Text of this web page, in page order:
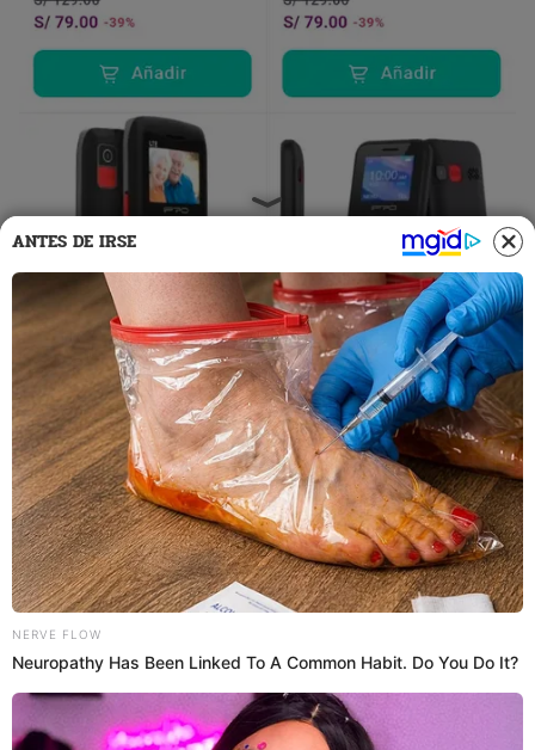
Foto: Yape
Una vez dentro, podrás visualizar las ofertas de los
equipos móviles de lasmarcas Samsung, Xiaomi, ZTE,
Tecno, Nokia, Motorola, Honor, Infinix, entre otros. Por
último, deberás cumplir con los siguientes pasos:
ANTES DE IRSE